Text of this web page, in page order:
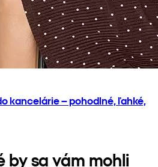
kancelárie – pohodlné, ľahké,
by sa vám mohli